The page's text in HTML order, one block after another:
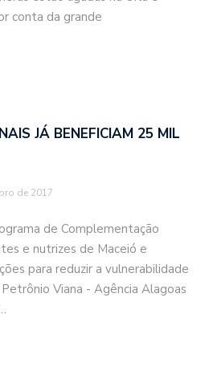
conta da grande
JÁ BENEFICIAM 25 MIL
de 2017
de Complementação
e nutrizes de Maceió e
para reduzir a vulnerabilidade
Viana - Agência Alagoas